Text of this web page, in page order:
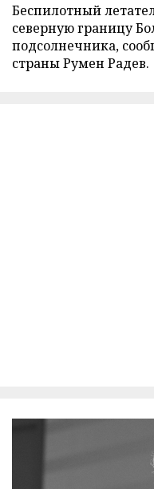
Беспилотный
северную границу
подсолнечника,
страны Румен Радев.